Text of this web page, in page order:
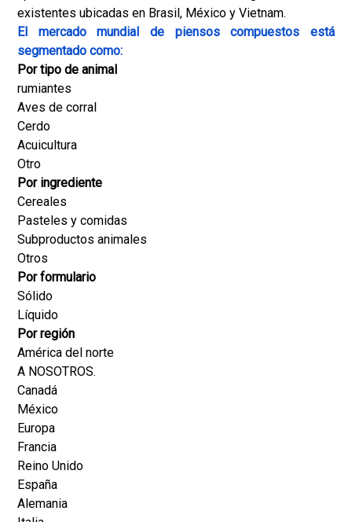
existentes ubicadas en Brasil, México y Vietnam.
El mercado mundial de piensos compuestos está
segmentado como:
Por tipo de animal
rumiantes
Aves de corral
Cerdo
Acuicultura
Otro
Por ingrediente
Cereales
Pasteles y comidas
Subproductos animales
Otros
Por formulario
Sólido
Líquido
Por región
América del norte
A NOSOTROS.
Canadá
México
Europa
Francia
Reino Unido
España
Alemania